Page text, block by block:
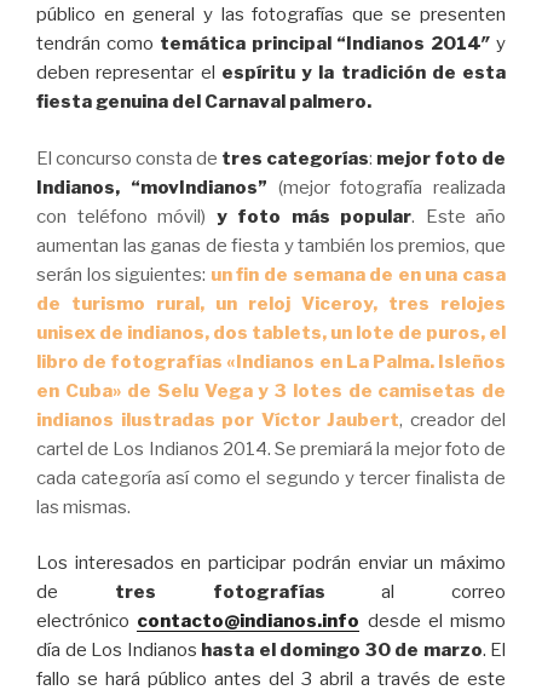
público en general y las fotografías que se presenten
tendrán como temática principal “Indianos 2014″y
deben representar el espíritu y la tradición de esta
fiesta genuina del Carnaval palmero.
El concurso consta de tres categorías: mejor foto de
Indianos, “movIndianos” (mejor fotografía realizada
con teléfono móvil) y foto más popular. Este año
aumentan las ganas de fiesta y también los premios, que
serán los siguientes: un fin de semana de en una casa
de turismo rural, un reloj Viceroy, tres relojes
unisex de indianos, dos tablets, un lote de puros, el
libro de fotografías «Indianos en La Palma. Isleños
en Cuba» de Selu Vega y 3 lotes de camisetas de
indianos ilustradas por Víctor Jaubert, creador del
cartel de Los Indianos 2014. Se premiará la mejor foto de
cada categoría así como el segundo y tercer finalista de
las mismas.
Los interesados en participar podrán enviar un máximo
de tres fotografías al correo
electrónico contacto@indianos.info desde el mismo
día de Los Indianos hasta el domingo 30 de marzo. El
fallo se hará público antes del 3 abril a través de este